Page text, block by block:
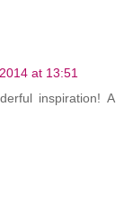
at 13:51
inspiration! A